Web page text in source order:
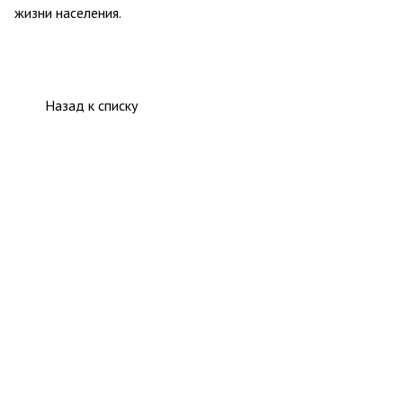
жизни населения.
Назад к списку